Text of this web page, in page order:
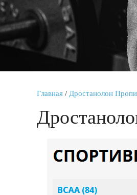
Главная / Дростанолон